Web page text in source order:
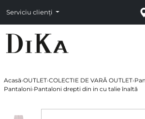
Serviciu clienți
Acasă›OUTLET›COLECTIE DE VARĂ OUTLET›
Pantaloni›Pantaloni drepti din in cu talie înaltă